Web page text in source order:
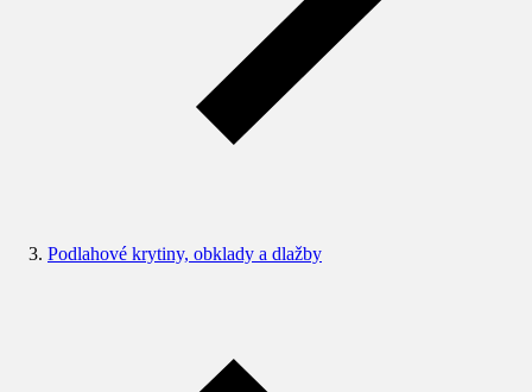
Podlahové krytiny, obklady a dlažby